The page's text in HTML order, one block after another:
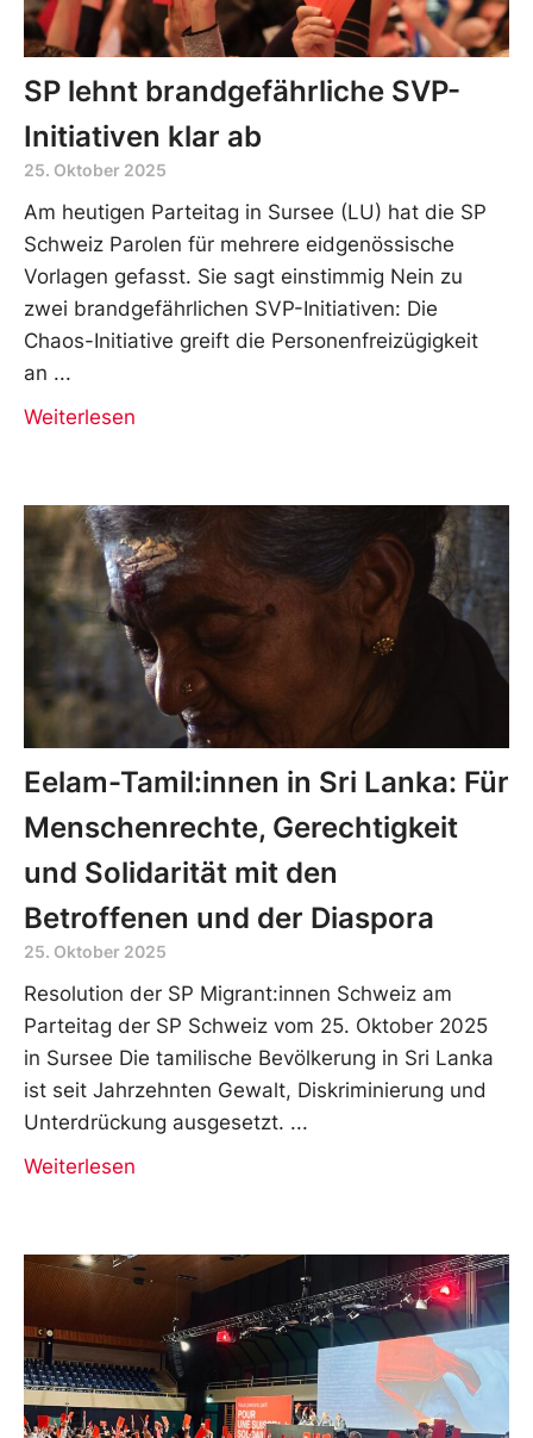
SP lehnt brandgefährliche SVP-
Initiativen klar ab
25. Oktober 2025
Am heutigen Parteitag in Sursee (LU) hat die SP
Schweiz Parolen für mehrere eidgenössische
Vorlagen gefasst. Sie sagt einstimmig Nein zu
zwei brandgefährlichen SVP-Initiativen: Die
Chaos-Initiative greift die Personenfreizügigkeit
an
Weiterlesen
Eelam-Tamil:innen in Sri Lanka: Für
Menschenrechte, Gerechtigkeit
und Solidarität mit den
Betroffenen und der Diaspora
25. Oktober 2025
Resolution der SP Migrant:innen Schweiz am
Parteitag der SP Schweiz vom 25. Oktober 2025
in Sursee Die tamilische Bevölkerung in Sri Lanka
ist seit Jahrzehnten Gewalt, Diskriminierung und
Unterdrückung ausgesetzt.
Weiterlesen